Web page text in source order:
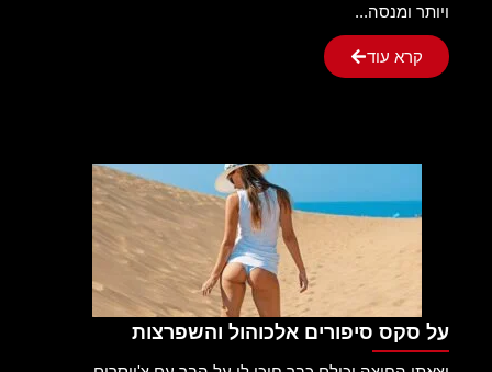
ויותר ומנסה...
קרא עוד
על סקס סיפורים אלכוהול והשפרצות